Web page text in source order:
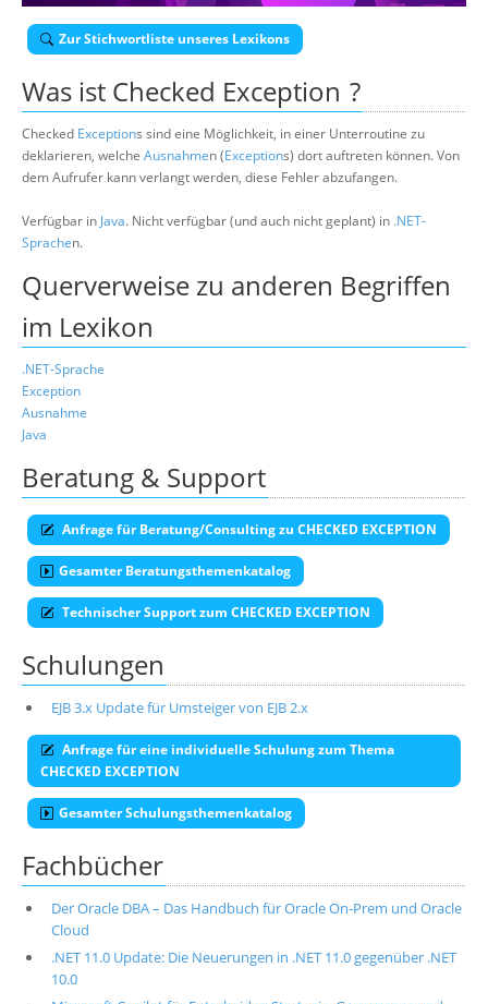
Über uns
Zur Stichwortliste unseres Lexikons
Was ist Checked Exception ?
Checked Exceptions sind eine Möglichkeit, in einer Unterroutine zu
deklarieren, welche Ausnahmen (Exceptions) dort auftreten können. Von
dem Aufrufer kann verlangt werden, diese Fehler abzufangen.
Verfügbar in Java. Nicht verfügbar (und auch nicht geplant) in .NET-
Sprachen.
Querverweise zu anderen Begriffen
im Lexikon
.NET-Sprache
Exception
Ausnahme
Java
Beratung & Support
Anfrage für Beratung/Consulting zu CHECKED EXCEPTION
Gesamter Beratungsthemenkatalog
Technischer Support zum CHECKED EXCEPTION
Schulungen
EJB 3.x Update für Umsteiger von EJB 2.x
Anfrage für eine individuelle Schulung zum Thema
CHECKED EXCEPTION
Gesamter Schulungsthemenkatalog
Fachbücher
Der Oracle DBA – Das Handbuch für Oracle On-Prem und Oracle
Cloud
.NET 11.0 Update: Die Neuerungen in .NET 11.0 gegenüber .NET
10.0